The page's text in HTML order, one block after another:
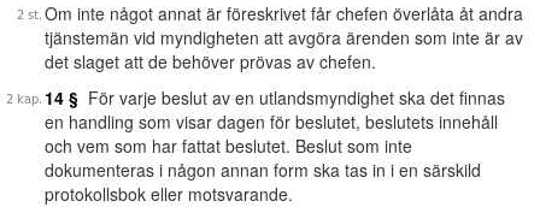
Om inte något annat är föreskrivet får chefen överlåta åt andra
tjänstemän vid myndigheten att avgöra ärenden som inte är av
det slaget att de behöver prövas av chefen.
14 § För varje beslut av en utlandsmyndighet ska det finnas
en handling som visar dagen för beslutet, beslutets innehåll
och vem som har fattat beslutet. Beslut som inte
dokumenteras i någon annan form ska tas in i en särskild
protokollsbok eller motsvarande.